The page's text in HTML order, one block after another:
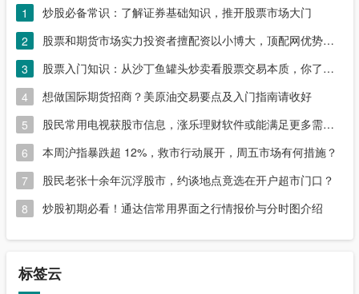
1
炒股必备常识：了解证券基础知识，推开股票市场大门
2
股票和期货市场实力投资者擅配资以小博大，顶配网优势尽显
3
股票入门知识：从沙丁鱼罐头炒卖看股票交易本质，你了解吗？
4
想做国际期货招商？美原油交易要点及入门指南请收好
5
股民常用电视获股市信息，涨乐理财软件或能满足更多需求？
6
本周沪指暴跌超 12%，救市行动展开，周五市场有何措施？
7
股民老张十余年沉浮股市，约谈地点竟选在开户超市门口？
8
炒股初期必看！通达信常用界面之行情报价与分时图介绍
标签云